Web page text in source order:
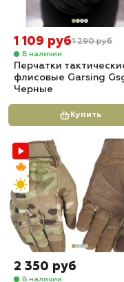
1 109 руб1 290 руб
В наличии
Перчатки
флисовые Garsing
Черные
Купить
2 350 руб
В наличии